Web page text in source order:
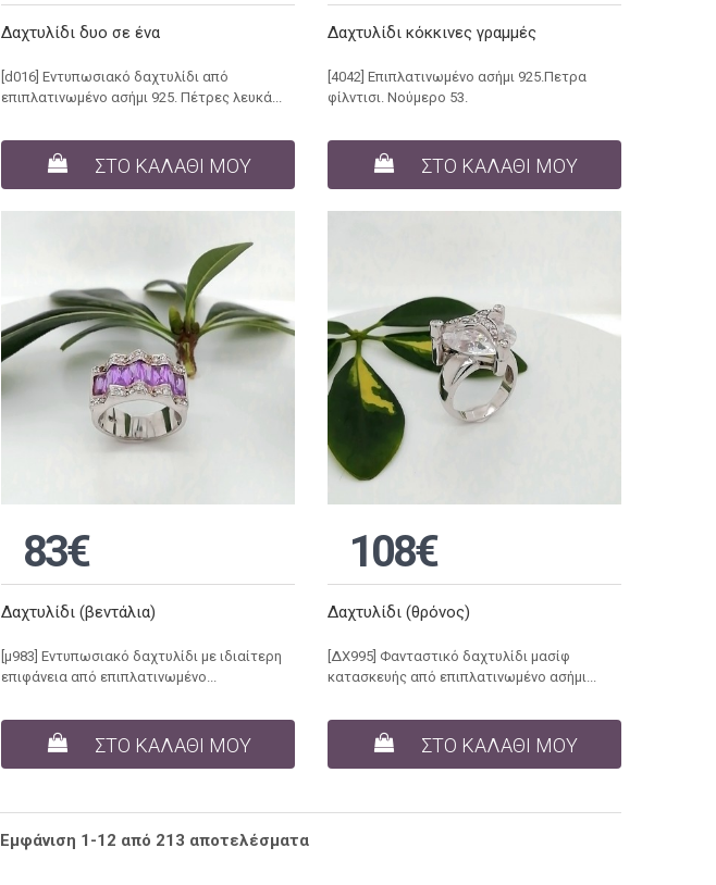
Δαχτυλίδι δυο σε ένα
[d016] Εντυπωσιακό δαχτυλίδι από
επιπλατινωμένο ασήμι 925. Πέτρες λευκά...
ΣΤΟ ΚΑΛΑΘΙ ΜΟΥ
Δαχτυλίδι κόκκινες γραμμές
[4042] Επιπλατινωμένο ασήμι 925.Πετρα
φίλντισι. Νούμερο 53.
ΣΤΟ ΚΑΛΑΘΙ ΜΟΥ
83€
Δαχτυλίδι (βεντάλια)
[μ983] Εντυπωσιακό δαχτυλίδι με ιδιαίτερη
επιφάνεια από επιπλατινωμένο...
ΣΤΟ ΚΑΛΑΘΙ ΜΟΥ
108€
Δαχτυλίδι (θρόνος)
[ΔΧ995] Φανταστικό δαχτυλίδι μασίφ
κατασκευής από επιπλατινωμένο ασήμι...
ΣΤΟ ΚΑΛΑΘΙ ΜΟΥ
Εμφάνιση 1-12 από 213 αποτελέσματα